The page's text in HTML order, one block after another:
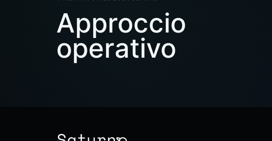
Approccio
operativo